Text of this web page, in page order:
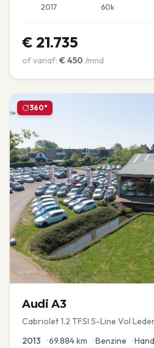
2017 60k
€ 21.735
of vanaf: € 450 /mnd
360°
Audi A3
Cabriolet 1.2 TFSI S-Line Vol
2013 •69.884km •Benzine •